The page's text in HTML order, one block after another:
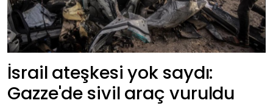
İsrail ateşkesi yok saydı:
Gazze'de sivil araç vuruldu